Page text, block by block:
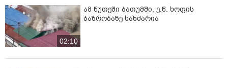
02:10
ამ წუთეში ბათუმში, ე.წ. ხოფის
ბაზრობაზე ხანძარია